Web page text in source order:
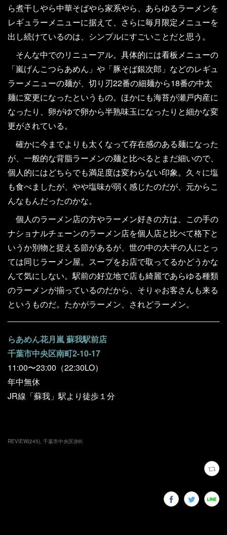
ら煮干しやら中華そばやら家系やら、あらゆるラーメンを
レギュラーメニューに据えて、さらに毎月限定メニューを
出し続けているのは、シンプルにすごいことだと思う。
そんな中でのリニューアル。具体的には看板メニューの
「嵐げんこつらあめん」や「豚そば銀次郎」などのレギュ
ラーメニューの麺が、切り刃22番の細麺から18番の中太
麺に変更になったというもの。ほかにも海苔が瀬戸内産に
なったり、卵がゆで卵から半熟味玉になったりと細かな変
更がされている。
確かに今までよりも太くなって存在感のある麺になった
が、一般的な背脂ラーメンの麺と比べるとまだ細いので、
個人的にはどちらでも満足度は変わらない印象。久々に塩
も食べましたが、やや塩味が弱く感じたのだが、元からこ
んなもんだったのかな。
個人のラーメン店の方やラーメン好きの方は、この手の
ナショナルチェーンのラーメン店を個人店と比べて格下と
いうか別物と捉える節があるが、世の中の大半の人にとっ
ては同じラーメン屋。スープをお店で取ってるかどうかな
んて気にしない。駅前の好立地で店も綺麗であらゆる種類
のラーメンが揃っているのだから、そりゃお客さんも来る
というものだ。たかがラーメン、されどラーメン。
らあめん花月嵐 蘇我駅前店
千葉市中央区南町2-10-17
11:00〜23:00（22:30LO）
年中無休
JR線「蘇我」駅より徒歩１分
REVIEW(245) 千葉市中央区(89)